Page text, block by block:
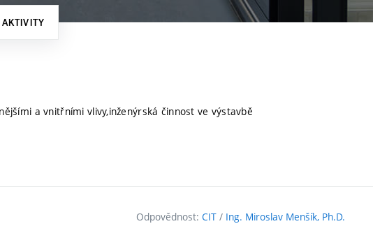
a vnitřními vlivy,inženýrská činnost ve výstavbě
Odpovědnost: CIT / Ing. Miroslav Menšík, Ph.D.